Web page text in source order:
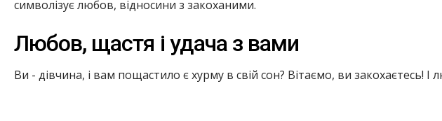
символізує любов, відносини з закоханими.
Любов, щастя і удача з вами
Ви - дівчина, і вам пощастило є хурму в свій сон? Вітаємо, ви закохаєтесь!